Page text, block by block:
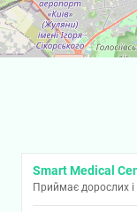
Smart Medical
Приймає дорослих і